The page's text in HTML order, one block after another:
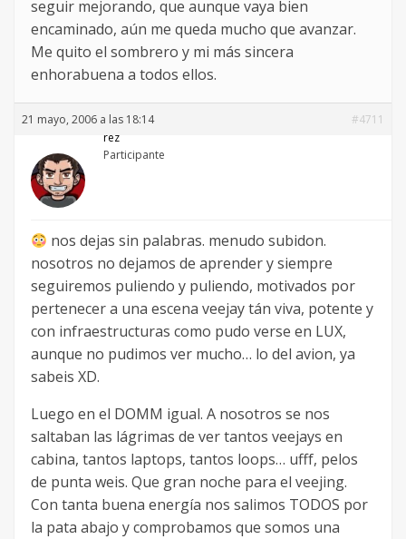
seguir mejorando, que aunque vaya bien
encaminado, aún me queda mucho que avanzar.
Me quito el sombrero y mi más sincera
enhorabuena a todos ellos.
21 mayo, 2006 a las 18:14
#4711
rez
Participante
nos dejas sin palabras. menudo subidon.
nosotros no dejamos de aprender y siempre
seguiremos puliendo y puliendo, motivados por
pertenecer a una escena veejay tán viva, potente y
con infraestructuras como pudo verse en LUX,
aunque no pudimos ver mucho… lo del avion, ya
sabeis XD.
Luego en el DOMM igual. A nosotros se nos
saltaban las lágrimas de ver tantos veejays en
cabina, tantos laptops, tantos loops… ufff, pelos
de punta weis. Que gran noche para el veejing.
Con tanta buena energía nos salimos TODOS por
la pata abajo y comprobamos que somos una